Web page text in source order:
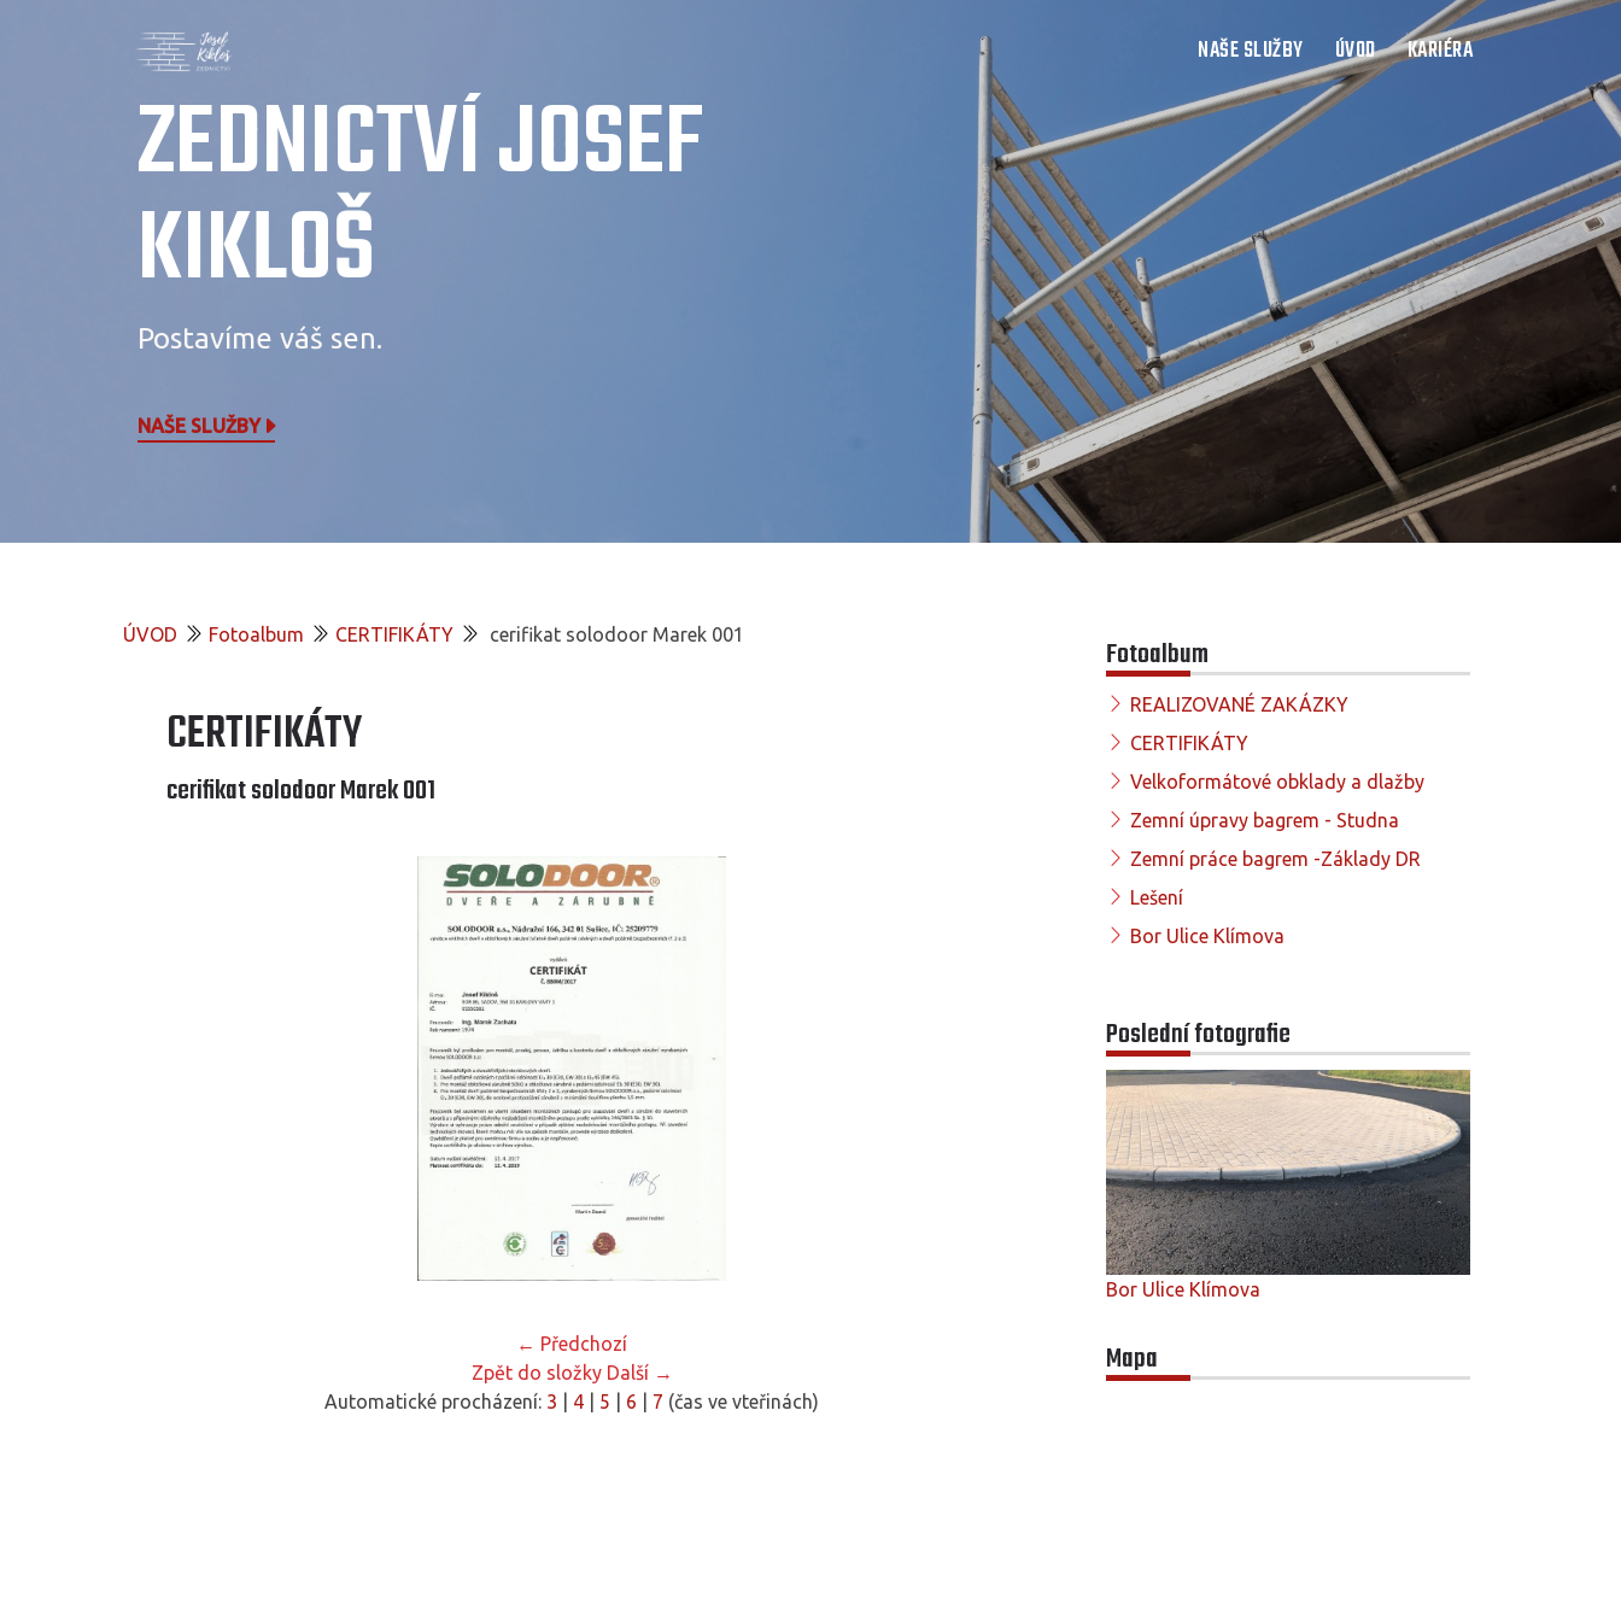
NAŠE SLUŽBY ÚVOD KARIÉRA
ZEDNICTVÍ JOSEF
KIKLOŠ
Postavíme váš sen.
NAŠE SLUŽBY
ÚVOD Fotoalbum CERTIFIKÁTY cerifikat solodoor Marek 001
CERTIFIKÁTY
cerifikat solodoor Marek 001
← Předchozí
Zpět do složky Další →
Automatické procházení: 3 4 5 6 7 (čas ve vteřinách)
Fotoalbum
REALIZOVANÉ ZAKÁZKY
CERTIFIKÁTY
Velkoformátové obklady a dlažby
Zemní úpravy bagrem - Studna
Zemní práce bagrem -Základy DR
Lešení
Bor Ulice Klímova
Poslední fotografie
Bor Ulice Klímova
Mapa